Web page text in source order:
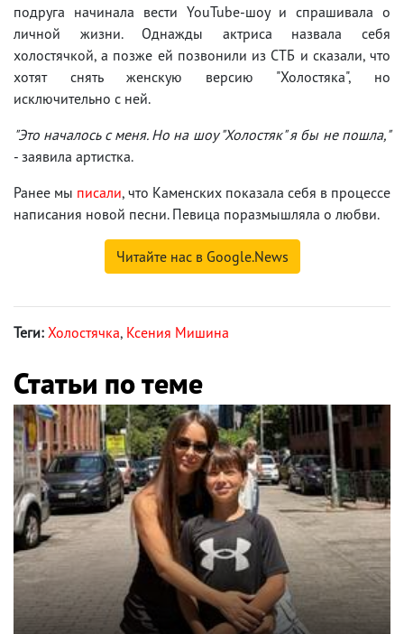
подруга начинала вести YouTube-шоу и спрашивала о
личной жизни. Однажды актриса назвала себя
холостячкой, а позже ей позвонили из СТБ и сказали, что
хотят снять женскую версию "Холостяка", но
исключительно с ней.
"Это началось с меня. Но на шоу "Холостяк" я бы не пошла,"
- заявила артистка.
Ранее мы писали, что Каменских показала себя в процессе
написания новой песни. Певица поразмышляла о любви.
Читайте нас в Google.News
Теги: Холостячка, Ксения Мишина
Статьи по теме